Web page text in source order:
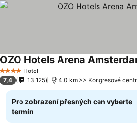
4 Počet hvězdiček
Hotel
OZO Hotels Arena
7,4 13 125
Pro zobrazení přesných cen vyberte
termín